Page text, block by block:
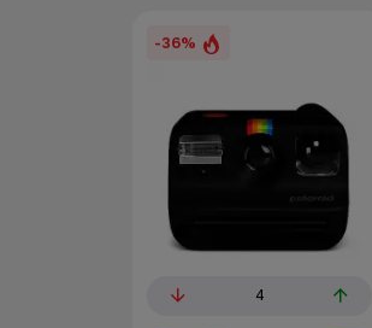
-36%
4